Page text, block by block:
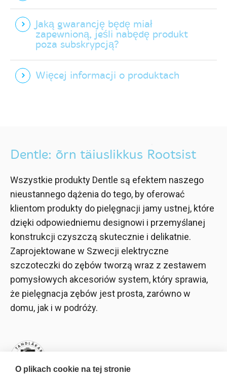
Jaką gwarancję będę miał
zapewnioną, jeśli nabędę produkt
poza subskrypcją?
Więcej informacji o produktach
Dentle: õrn täiuslikkus Rootsist
Wszystkie produkty Dentle są efektem naszego
nieustannego dążenia do tego, by oferować
klientom produkty do pielęgnacji jamy ustnej, które
dzięki odpowiedniemu designowi i przemyślanej
konstrukcji czyszczą skutecznie i delikatnie.
Zaprojektowane w Szwecji elektryczne
szczoteczki do zębów tworzą wraz z zestawem
pomysłowych akcesoriów system, który sprawia,
że pielęgnacja zębów jest prosta, zarówno w
domu, jak i w podróży.
Stomatologiczne zaleca używanie
O plikach cookie na tej stronie